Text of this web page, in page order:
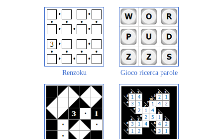
Renzoku Gioco ricerca parole